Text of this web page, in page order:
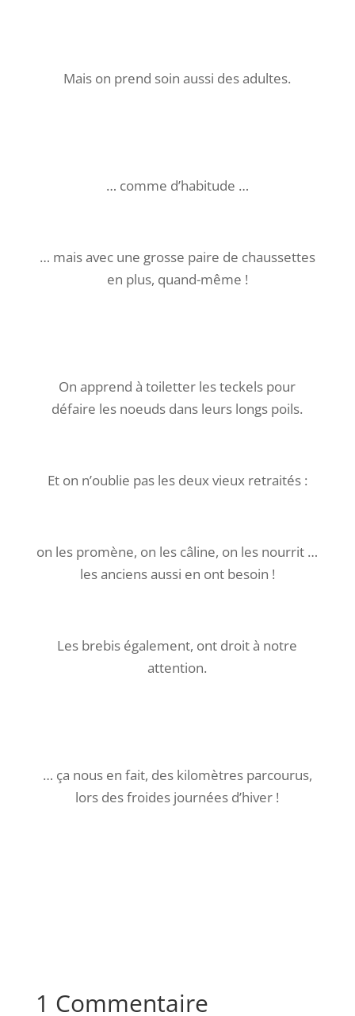
Mais on prend soin aussi des adultes.
… comme d’habitude …
… mais avec une grosse paire de chaussettes
en plus, quand-même !
On apprend à toiletter les teckels pour
défaire les noeuds dans leurs longs poils.
Et on n’oublie pas les deux vieux retraités :
on les promène, on les câline, on les nourrit …
les anciens aussi en ont besoin !
Les brebis également, ont droit à notre
attention.
… ça nous en fait, des kilomètres parcourus,
lors des froides journées d’hiver !
1 Commentaire